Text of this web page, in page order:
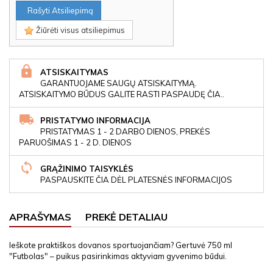
Rašyti Atsiliepimą
Žiūrėti visus atsiliepimus
ATSISKAITYMAS
GARANTUOJAME SAUGŲ ATSISKAITYMĄ.
ATSISKAITYMO BŪDUS GALITE RASTI PASPAUDĘ ČIA..
PRISTATYMO INFORMACIJA
PRISTATYMAS 1 - 2 DARBO DIENOS, PREKĖS
PARUOŠIMAS 1 - 2 D. DIENOS
GRĄŽINIMO TAISYKLĖS
PASPAUSKITE ČIA DĖL PLATESNĖS INFORMACIJOS
APRAŠYMAS PREKĖ DETALIAU
Ieškote praktiškos dovanos sportuojančiam? Gertuvė 750 ml
"Futbolas" – puikus pasirinkimas aktyviam gyvenimo būdui.